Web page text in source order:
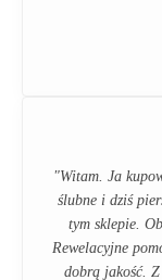
"Witam. Ja
ślubne i dziś
tym sklepie.
Rewelacyjne
dobrą jakość.